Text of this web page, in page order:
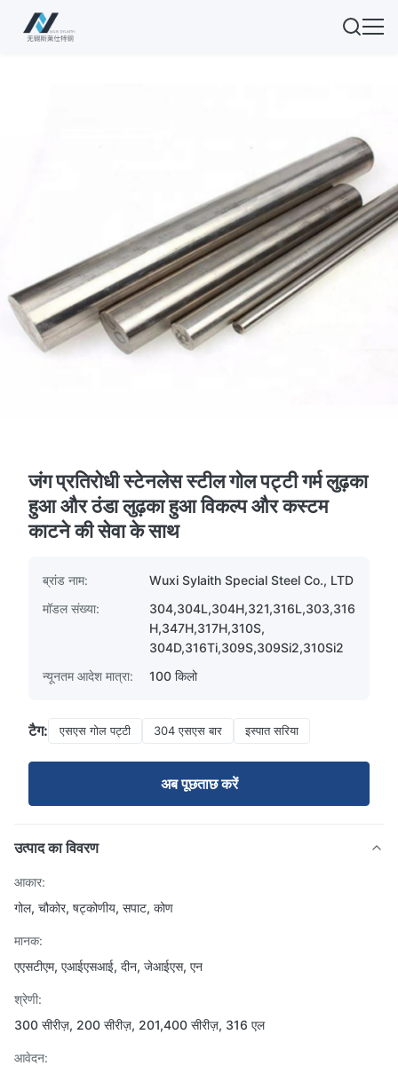
जंग प्रतिरोधी स्टेनलेस स्टील गोल पट्टी गर्म लुढ़का
हुआ और ठंडा लुढ़का हुआ विकल्प और कस्टम
काटने की सेवा के साथ
ब्रांड नाम:
Wuxi Sylaith Special Steel Co., LTD
मॉडल संख्या:
304,304L,304H,321,316L,303,316
H,347H,317H,310S,
304D,316Ti,309S,309Si2,310Si2
न्यूनतम आदेश मात्रा:
100 किलो
टैग: एसएस गोल पट्टी 304 एसएस बार इस्पात सरिया
अब पूछताछ करें
उत्पाद का विवरण
आकार:
गोल, चौकोर, षट्कोणीय, सपाट, कोण
मानक:
एएसटीएम, एआईएसआई, दीन, जेआईएस, एन
श्रेणी:
300 सीरीज़, 200 सीरीज़, 201,400 सीरीज़, 316 एल
आवेदन: